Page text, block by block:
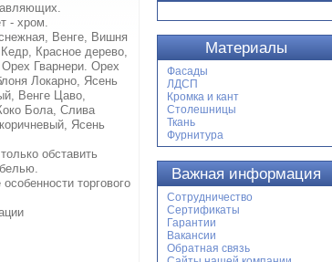
- хром.
Венге, Вишня
Красное дерево,
Гварнери. Орех
Локарно, Ясень
Венге Цаво,
Бола, Слива
Ясень
обставить
торгового
Материалы
Фасады
ЛДСП
Кромка и кант
Столешницы
Ткань
Фурнитура
Важная информация
Сотрудничество
Сертификаты
Гарантии
Вакансии
Обратная связь